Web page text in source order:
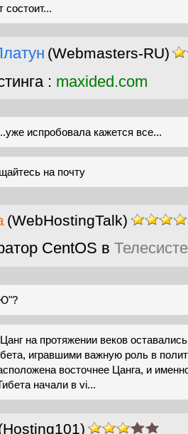
состоит...
(Webmasters-RU)
: maxided.com
испробовала кажется все...
на почту
(WebHostingTalk)
CentOS в
на протяжении веков
игравшими важную роль в
восточнее Цанга, и
начали в vi...